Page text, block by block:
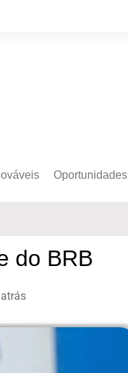
Verde
Energética
Oportunidades
Eventos
do BRB